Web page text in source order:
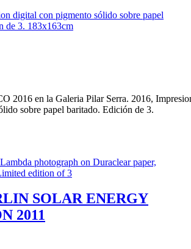
2016 en la Galeria Pilar Serra. 2016,
sobre papel baritado. Edición de 3.
SOLAR ENERGY
2011